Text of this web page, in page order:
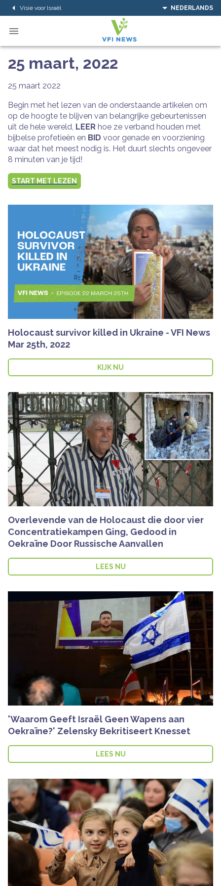
Visie voor Israël NEDERLANDS
25 maart, 2022
25 maart 2022
Begin met het lezen van de onderstaande artikelen om
op de hoogte te blijven van belangrijke gebeurtenissen
uit de hele wereld, LEER hoe ze verband houden met
bijbelse profetieën en BID voor genade en voorziening
waar dat het meest nodig is. Het duurt slechts ongeveer
8 minuten van je tijd!
START MET LEZEN
Holocaust survivor killed in Ukraine - VFI News
Mar 25th, 2022
KIJK NU
Overlevende van de Holocaust die door vier
Concentratiekampen Ging, Gedood in
Oekraïne Door Russische Aanvallen
LEES NU
'Waarom Geeft Israël Geen Wapens aan
Oekraïne?' Zelensky Bekritiseert Knesset
LEES NU